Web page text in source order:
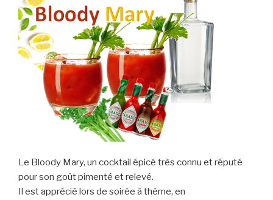
Le Bloody Mary, un cocktail épicé très connu et réputé
pour son goût pimenté et relevé.
Il est apprécié lors de soirée à thème, en